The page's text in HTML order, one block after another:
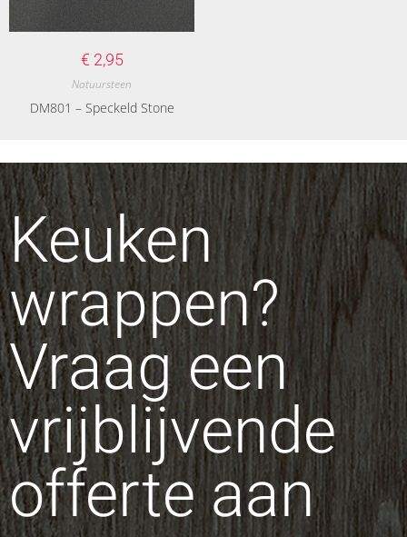
€ 2,95
Natuursteen
DM801 – Speckeld Stone
Keuken
wrappen?
Vraag een
vrijblijvende
offerte aan